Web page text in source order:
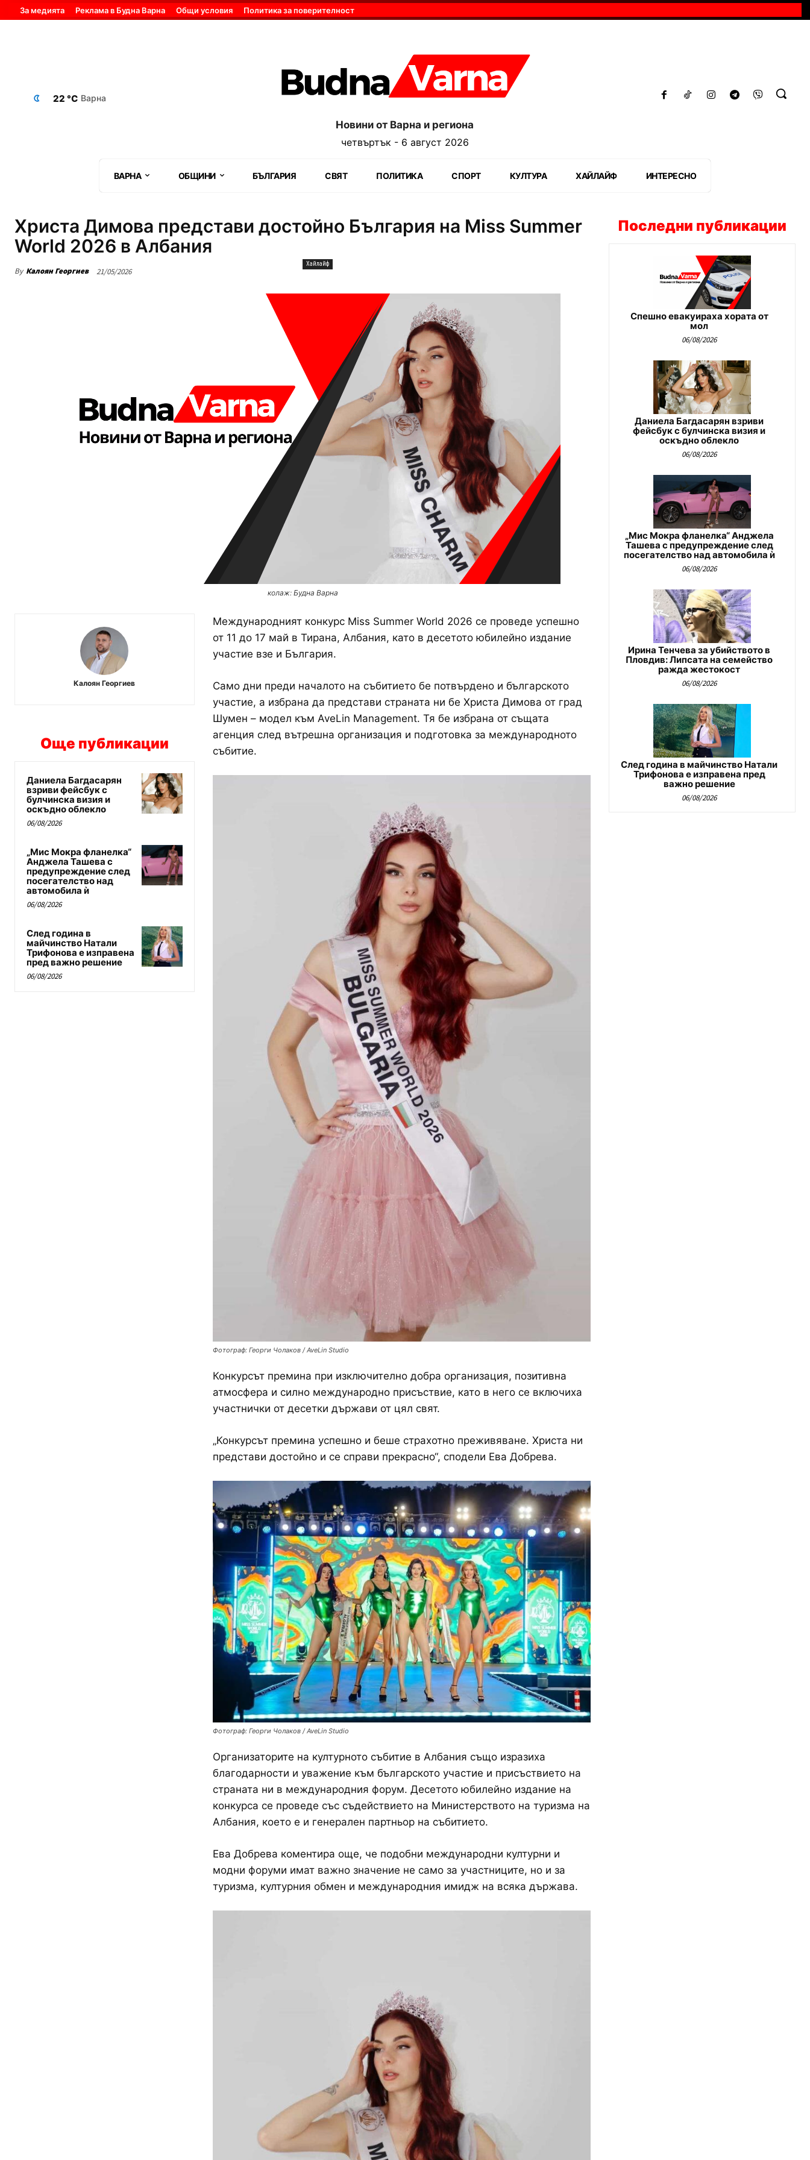
За медията Реклама в Будна Варна Общи условия Политика за поверителност
22 °C Варна
Новини от Варна и региона
четвъртък - 6 август 2026
ВАРНА ОБЩИНИ БЪЛГАРИЯ СВЯТ ПОЛИТИКА СПОРТ КУЛТУРА ХАЙЛАЙФ ИНТЕРЕСНО
Христа Димова представи достойно България на Miss Summer
World 2026 в Албания
By Калоян Георгиев 21/05/2026
Хайлайф
колаж: Будна Варна
Калоян Георгиев
Още публикации
Даниела Багдасарян
взриви фейсбук с
булчинска визия и
оскъдно облекло
06/08/2026
„Мис Мокра фланелка“
Анджела Ташева с
предупреждение след
посегателство над
автомобила ѝ
06/08/2026
След година в
майчинство Натали
Трифонова е изправена
пред важно решение
06/08/2026
Международният конкурс Miss Summer World 2026 се проведе успешно
от 11 до 17 май в Тирана, Албания, като в десетото юбилейно издание
участие взе и България.
Само дни преди началото на събитието бе потвърдено и българското
участие, а избрана да представи страната ни бе Христа Димова от град
Шумен – модел към AveLin Management. Тя бе избрана от същата
агенция след вътрешна организация и подготовка за международното
събитие.
Фотограф: Георги Чолаков / AveLin Studio
Конкурсът премина при изключително добра организация, позитивна
атмосфера и силно международно присъствие, като в него се включиха
участнички от десетки държави от цял свят.
„Конкурсът премина успешно и беше страхотно преживяване. Христа ни
представи достойно и се справи прекрасно“, сподели Ева Добрева.
Фотограф: Георги Чолаков / AveLin Studio
Организаторите на културното събитие в Албания също изразиха
благодарности и уважение към българското участие и присъствието на
страната ни в международния форум. Десетото юбилейно издание на
конкурса се проведе със съдействието на Министерството на туризма на
Албания, което е и генерален партньор на събитието.
Ева Добрева коментира още, че подобни международни културни и
модни форуми имат важно значение не само за участниците, но и за
туризма, културния обмен и международния имидж на всяка държава.
Последни публикации
Спешно евакуираха хората от
мол
06/08/2026
Даниела Багдасарян взриви
фейсбук с булчинска визия и
оскъдно облекло
06/08/2026
„Мис Мокра фланелка“ Анджела
Ташева с предупреждение след
посегателство над автомобила ѝ
06/08/2026
Ирина Тенчева за убийството в
Пловдив: Липсата на семейство
ражда жестокост
06/08/2026
След година в майчинство Натали
Трифонова е изправена пред
важно решение
06/08/2026